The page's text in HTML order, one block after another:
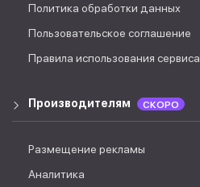
Политика обработки данных
Пользовательское соглашение
Правила использования сервиса
Производителям СКОРО
Размещение рекламы
Аналитика